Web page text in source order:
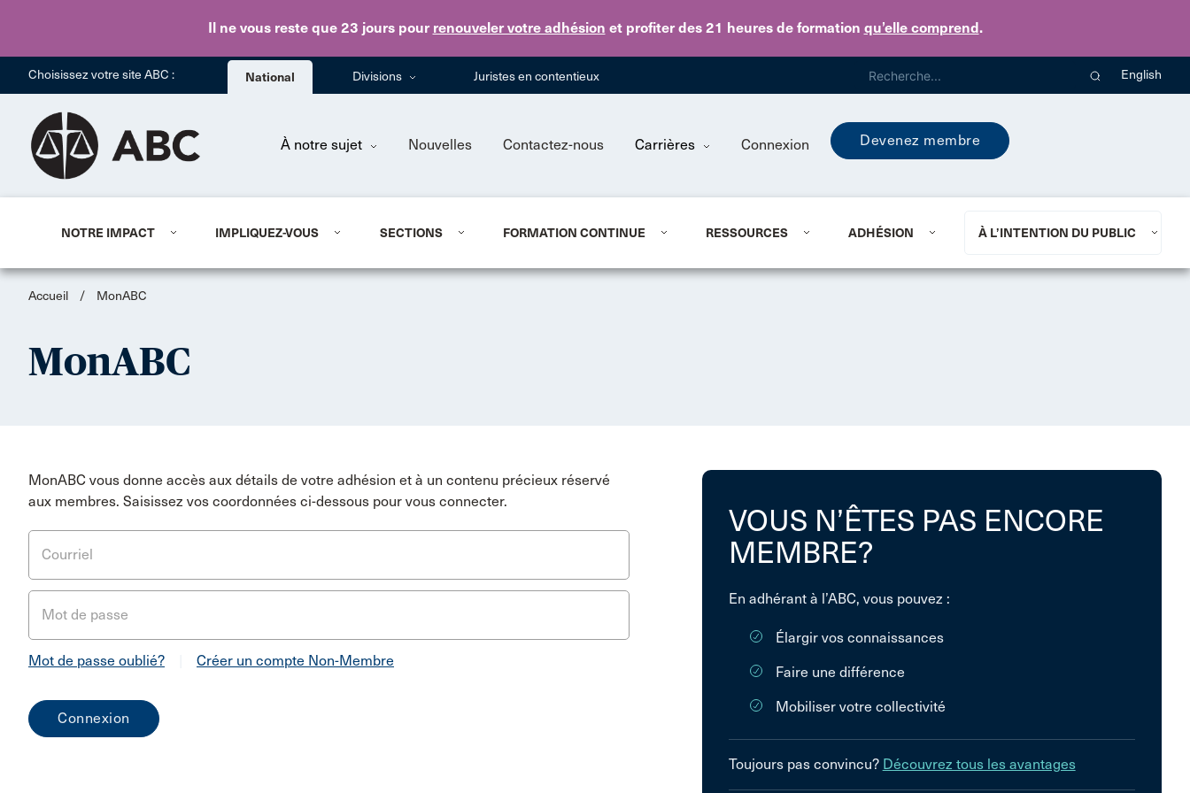
Il ne vous reste que 23 jourspour renouveler votre adhésion et profiter des 21 heures de formation qu’elle comprend.
Skip to main content
Choisissez votre site ABC : National Divisions Juristes en contentieux English
À notre sujet Nouvelles Contactez-nous Carrières Connexion Devenez membre
NOTRE IMPACT IMPLIQUEZ-VOUS SECTIONS FORMATION CONTINUE RESSOURCES ADHÉSION À L’INTENTION DU PUBLIC
Accueil / MonABC
MonABC
MonABC vous donne accès aux détails de votre adhésion et à un contenu précieux réservé
aux membres. Saisissez vos coordonnées ci-dessous pour vous connecter.
Courriel
Mot de passe
Mot de passe oublié? Créer un compte Non-Membre
VOUS N’ÊTES PAS ENCORE
MEMBRE?
En adhérant à l’ABC, vous pouvez :
Élargir vos connaissances
Faire une différence
Mobiliser votre collectivité
Toujours pas convincu? Découvrez tous les avantages